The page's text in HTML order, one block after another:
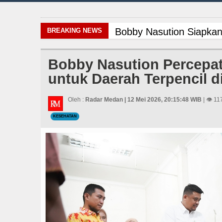
BREAKING NEWS Bobby Nasution
Arsenal Juara Emirates
Bobby Nasution
Arsenal Juara
Bobby Nasution
Akses Jalan ke
Arsenal Juara
Bobby Nasution
untuk Daerah Terpencil
Oleh : Radar Medan | 12 Mei 2026, 20:15:48 WIB | 👁
KESEHATAN